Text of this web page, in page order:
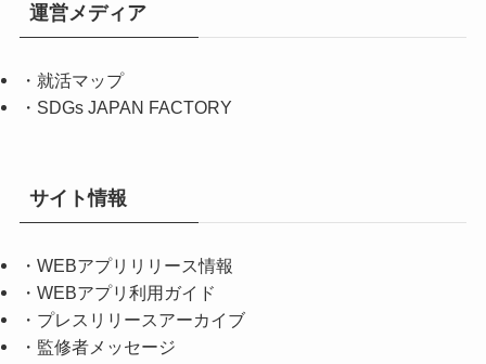
運営メディア
・ 就活マップ
・ SDGs JAPAN FACTORY
サイト情報
・ WEBアプリリリース情報
・ WEBアプリ利用ガイド
・ プレスリリースアーカイブ
・ 監修者メッセージ